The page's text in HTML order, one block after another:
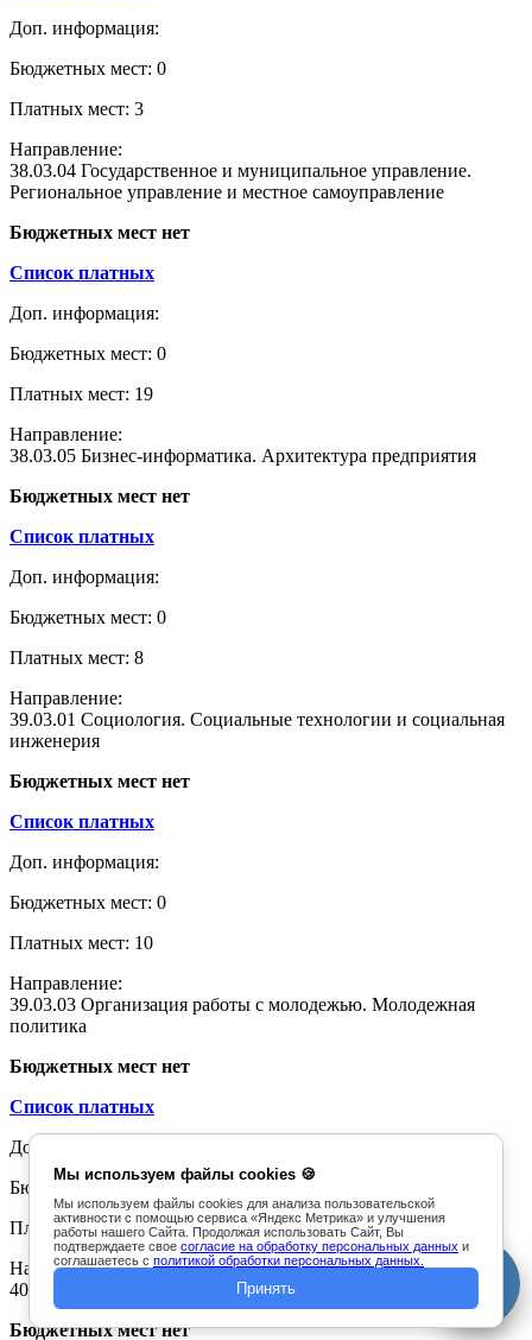
Доп. информация:
Бюджетных мест: 0
Платных мест: 3
Направление:
38.03.04 Государственное и муниципальное управление.
Региональное управление и местное самоуправление
Бюджетных мест нет
Список платных
Доп. информация:
Бюджетных мест: 0
Платных мест: 19
Направление:
38.03.05 Бизнес-информатика. Архитектура предприятия
Бюджетных мест нет
Список платных
Доп. информация:
Бюджетных мест: 0
Платных мест: 8
Направление:
39.03.01 Социология. Социальные технологии и социальная
инженерия
Бюджетных мест нет
Список платных
Доп. информация:
Бюджетных мест: 0
Платных мест: 10
Направление:
39.03.03 Организация работы с молодежью. Молодежная
политика
Бюджетных мест нет
Список платных
Доп. информация:
Бюджетных мест: 0
Платных мест: 10
Направление:
40.03.01 Юриспруденция
Бюджетных мест нет
Мы используем файлы cookies 🍪
Мы используем файлы cookies для анализа пользовательской
активности с помощью сервиса «Яндекс Метрика» и улучшения
работы нашего Сайта. Продолжая использовать Сайт, Вы
подтверждаете свое согласие на обработку персональных данных и
соглашаетесь с политикой обработки персональных данных.
Принять